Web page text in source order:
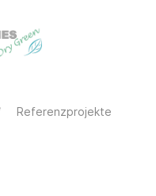
Referenzprojekte